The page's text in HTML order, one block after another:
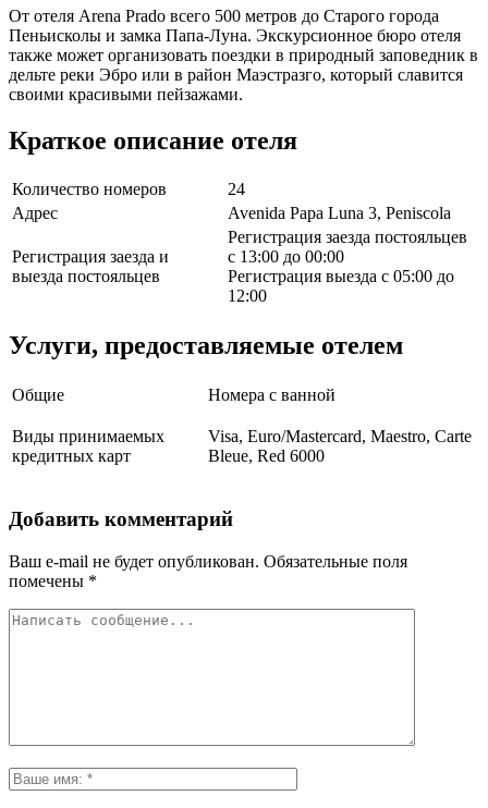
От отеля Arena Prado всего 500 метров до Старого города
Пеньисколы и замка Папа-Луна. Экскурсионное бюро отеля
также может организовать поездки в природный заповедник в
дельте реки Эбро или в район Маэстразго, который славится
своими красивыми пейзажами.
Краткое описание отеля
Количество номеров
24
Адрес
Avenida Papa Luna 3, Peniscola
Регистрация заезда и
выезда постояльцев
Регистрация заезда постояльцев
с 13:00 до 00:00
Регистрация выезда с 05:00 до
12:00
Услуги, предоставляемые отелем
Общие Номера с ванной
Виды принимаемых
кредитных карт
Visa, Euro/Mastercard, Maestro, Carte
Bleue, Red 6000
Добавить комментарий
Ваш e-mail не будет опубликован. Обязательные поля
помечены *